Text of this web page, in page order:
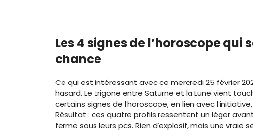
Les 4 signes de l’horoscope qui
chance
Ce qui est intéressant avec ce mercredi 25 février
hasard. Le trigone entre Saturne et la Lune vient
certains signes de l’horoscope, en lien avec
Résultat : ces quatre profils ressentent un léger
ferme sous leurs pas. Rien d’explosif, mais une vraie